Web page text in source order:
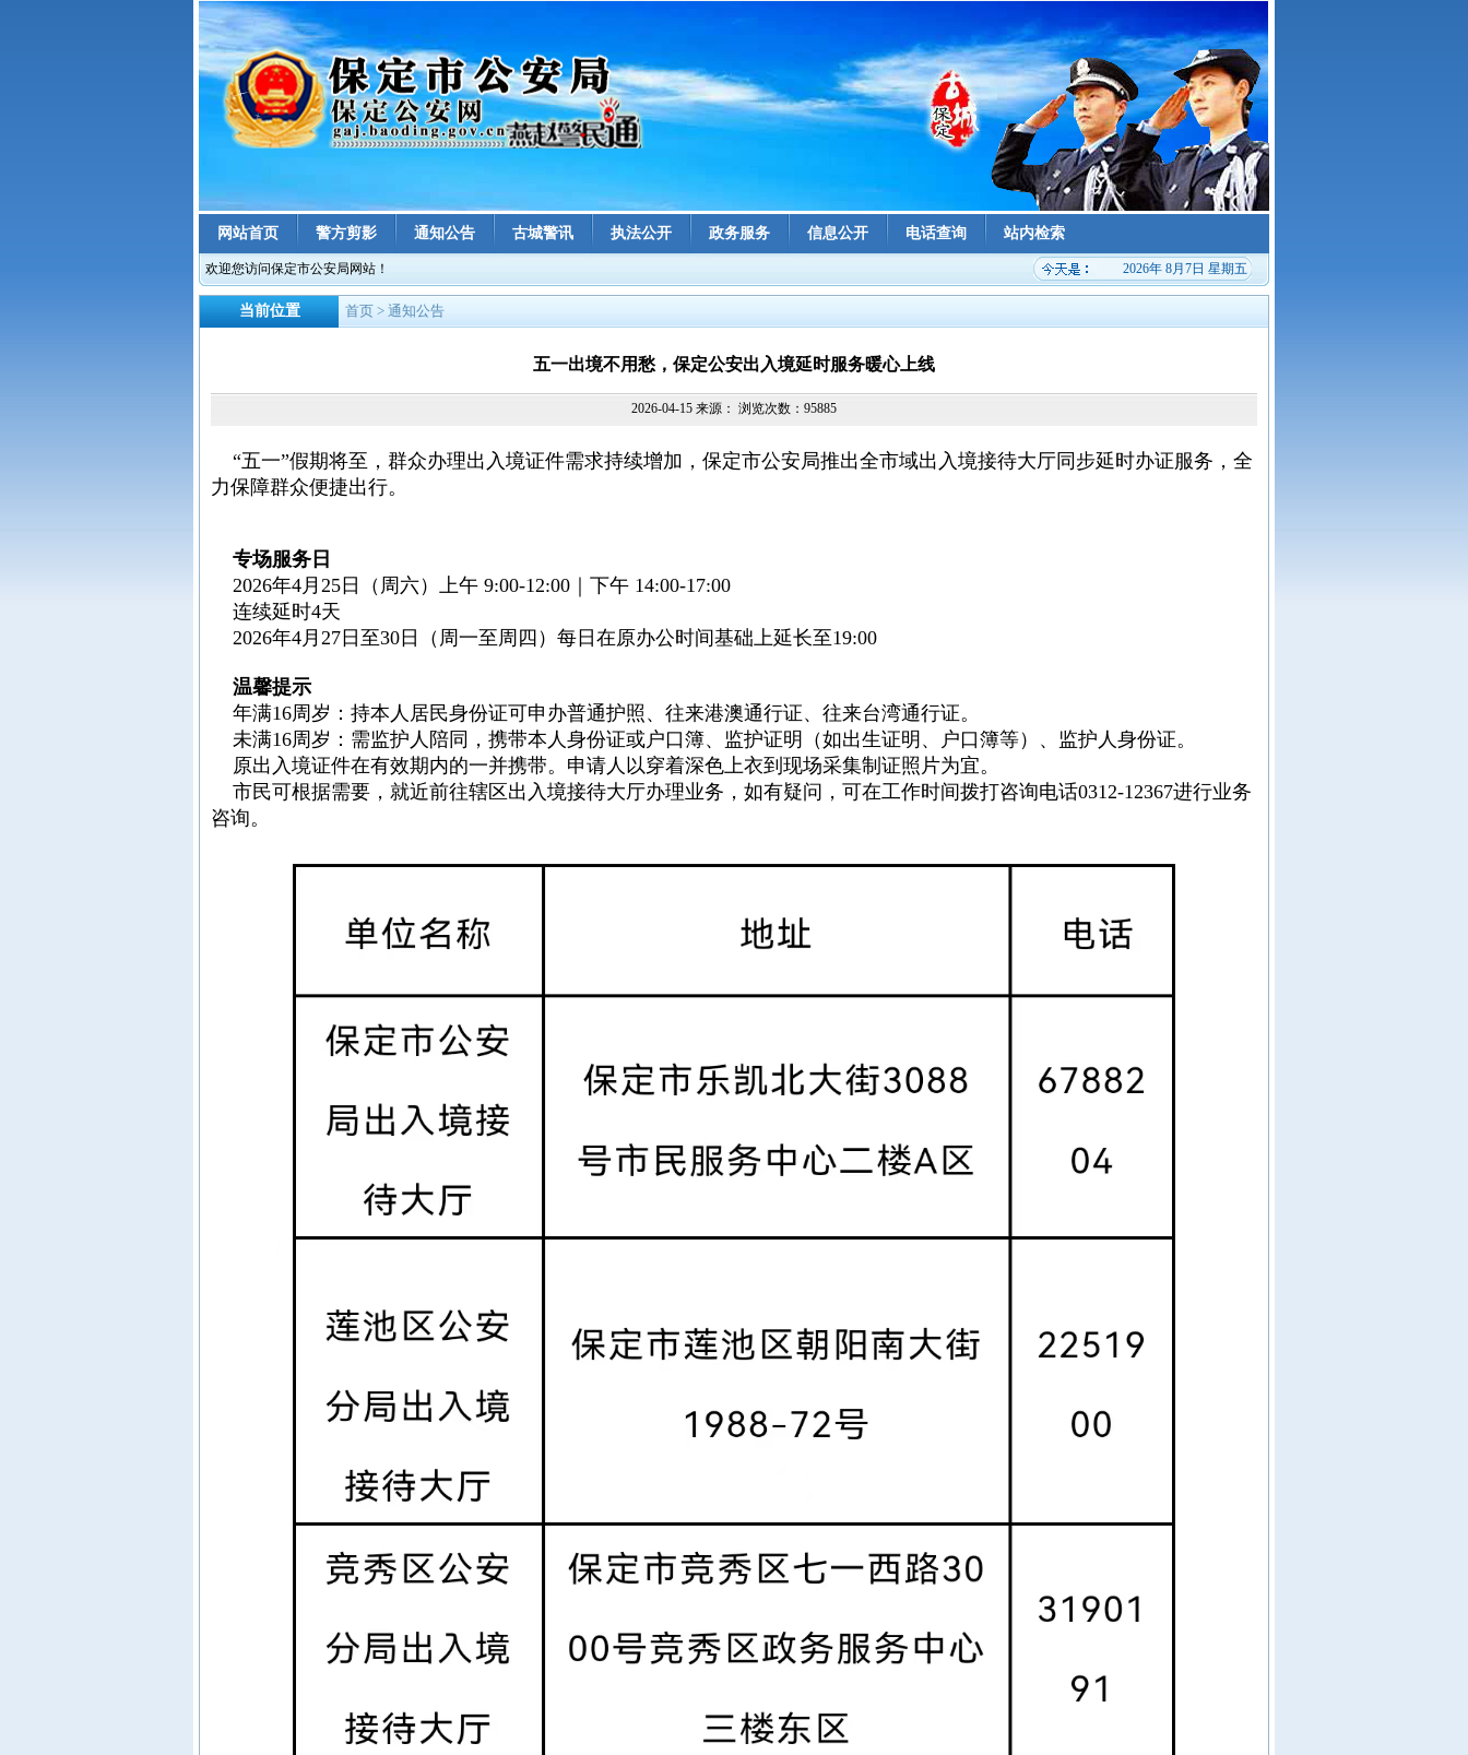
网站首页 警方剪影 通知公告 古城警讯 执法公开 政务服务 信息公开 电话查询 站内检索
欢迎您访问保定市公安局网站！ 2026年 8月7日 星期五
当前位置 首页 > 通知公告
五一出境不用愁，保定公安出入境延时服务暖心上线
2026-04-15 来源： 浏览次数：95885
“五一”假期将至，群众办理出入境证件需求持续增加，保定市公安局推出全市域出入境接待大厅同步延时办证服务，全
力保障群众便捷出行。
专场服务日
2026年4月25日（周六）上午 9:00-12:00｜下午 14:00-17:00
连续延时4天
2026年4月27日至30日（周一至周四）每日在原办公时间基础上延长至19:00
温馨提示
年满16周岁：持本人居民身份证可申办普通护照、往来港澳通行证、往来台湾通行证。
未满16周岁：需监护人陪同，携带本人身份证或户口簿、监护证明（如出生证明、户口簿等）、监护人身份证。
原出入境证件在有效期内的一并携带。申请人以穿着深色上衣到现场采集制证照片为宜。
市民可根据需要，就近前往辖区出入境接待大厅办理业务，如有疑问，可在工作时间拨打咨询电话0312-12367进行业务
咨询。